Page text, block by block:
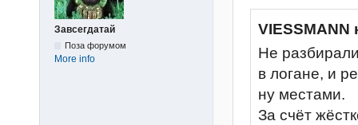
Завсегдатай
Поза форумом
More info
VIESSMANN
Не
в логане, и
ну местами.
За счёт